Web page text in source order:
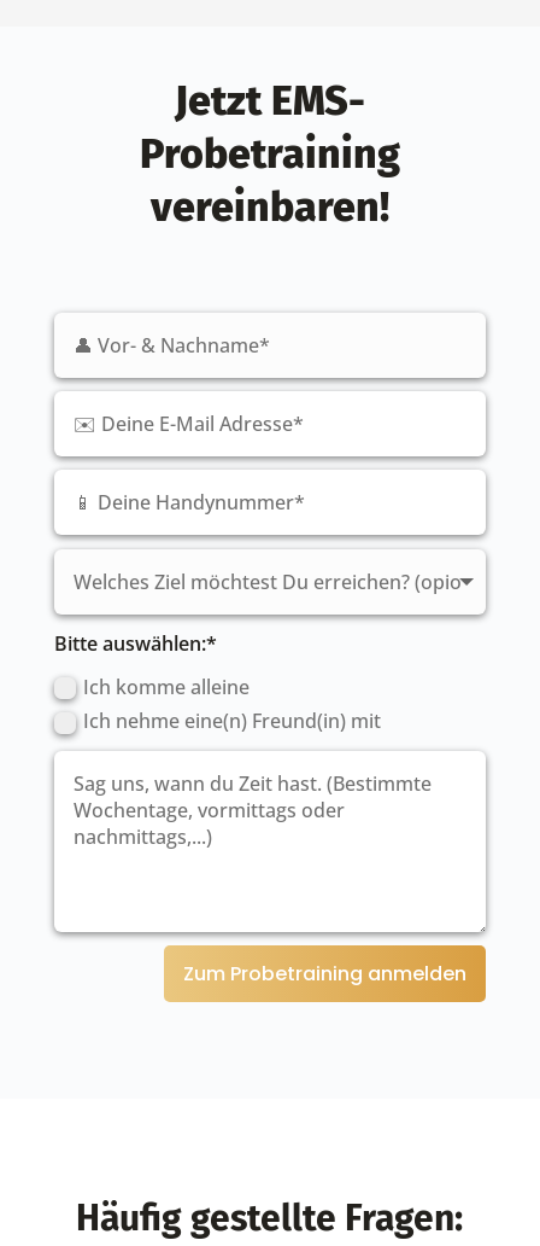
Jetzt EMS-
Probetraining
vereinbaren!
Bitte auswählen:*
Ich komme alleine
Ich nehme eine(n) Freund(in) mit
Zum Probetraining anmelden
Häufig gestellte Fragen: